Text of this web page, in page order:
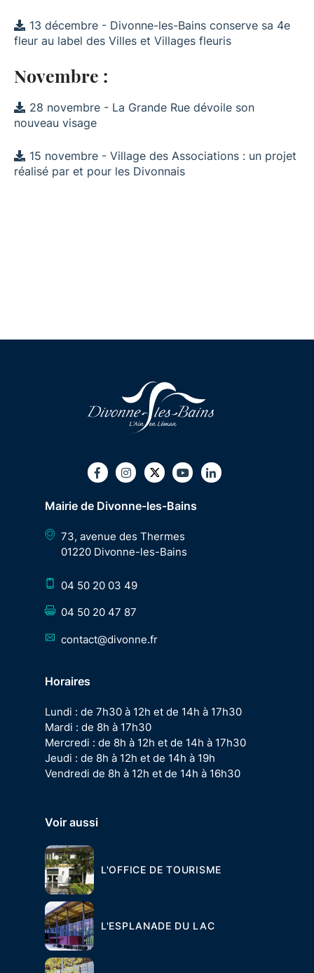
13 décembre - Divonne-les-Bains conserve sa 4e
fleur au label des Villes et Villages fleuris
Novembre :
28 novembre - La Grande Rue dévoile son
nouveau visage
15 novembre - Village des Associations : un projet
réalisé par et pour les Divonnais
FacebookInstagram
TwitterYoutubeLinkedIn
Mairie de Divonne-les-Bains
73, avenue des Thermes
01220 Divonne-les-Bains
04 50 20 03 49
04 50 20 47 87
contact@divonne.fr
Horaires
Lundi : de 7h30 à 12h et de 14h à 17h30
Mardi : de 8h à 17h30
Mercredi : de 8h à 12h et de 14h à 17h30
Jeudi : de 8h à 12h et de 14h à 19h
Vendredi de 8h à 12h et de 14h à 16h30
Voir aussi
L'OFFICE DE TOURISME
L'ESPLANADE DU LAC